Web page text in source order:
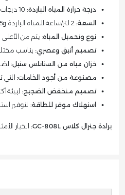
درجة حرارة المياه الباردة:
السعة:
نوع وتحميل المياه: يتم من
تصميم أنيق وعصري: يناسب
خزان مياه من الستانلس ستيل:
مصنوعة من أجود الخامات:
تصميم منخفض الضجيج: لبيئة
استهلاك موفر للطاقة: لتوفير
برادة جنرال كلاس GC-808L: الخيار